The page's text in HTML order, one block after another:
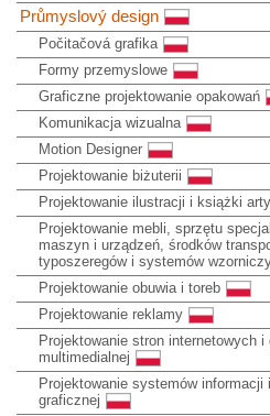
Průmyslový design
Počitačová grafika
Formy przemyslowe
Graficzne projektowanie opakowań
Komunikacja wizualna
Motion Designer
Projektowanie biżuterii
Projektowanie ilustracji i książki
Projektowanie mebli, sprzętu
maszyn i urządzeń, środków
typoszeregów i systemów
Projektowanie obuwia i toreb
Projektowanie reklamy
Projektowanie stron internetowych i
multimedialnej
Projektowanie systemów informacji
graficznej